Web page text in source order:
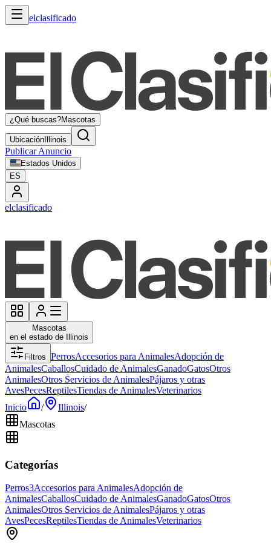
elclasificado
¿Qué buscas?Mascotas
Ubicación Illinois
Publicar Anuncio
Estados Unidos
ES
elclasificado
Mascotas
en el estado de Illinois
Filtros PerrosAccesorios para AnimalesAdopción de
AnimalesCaballosCuidado de AnimalesGanadoGatosOtros
AnimalesOtros Servicios de AnimalesPájaros y otras
AvesPecesReptilesTiendas de AnimalesVeterinarios
Inicio
/ Illinois/
Mascotas
Categorías
Perros3Accesorios para AnimalesAdopción de
AnimalesCaballosCuidado de AnimalesGanadoGatosOtros
AnimalesOtros Servicios de AnimalesPájaros y otras
AvesPecesReptilesTiendas de AnimalesVeterinarios